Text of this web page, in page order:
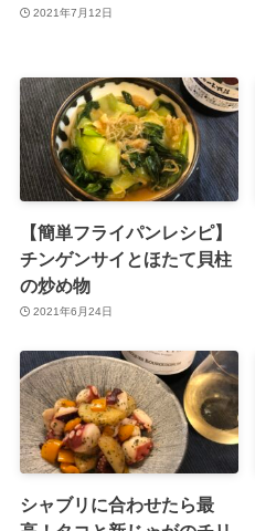
2021年7月12日
【簡単フライパンレシピ】
チンゲンサイとほたて貝柱
の炒め物
2021年6月24日
シャブリに合わせたら最